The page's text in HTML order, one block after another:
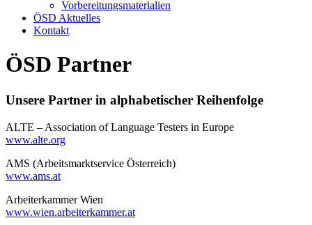
Vorbereitungsmaterialien
ÖSD Aktuelles
Kontakt
ÖSD Partner
Unsere Partner in alphabetischer Reihenfolge
ALTE – Association of Language Testers in Europe
www.alte.org
AMS (Arbeitsmarktservice Österreich)
www.ams.at
Arbeiterkammer Wien
www.wien.arbeiterkammer.at